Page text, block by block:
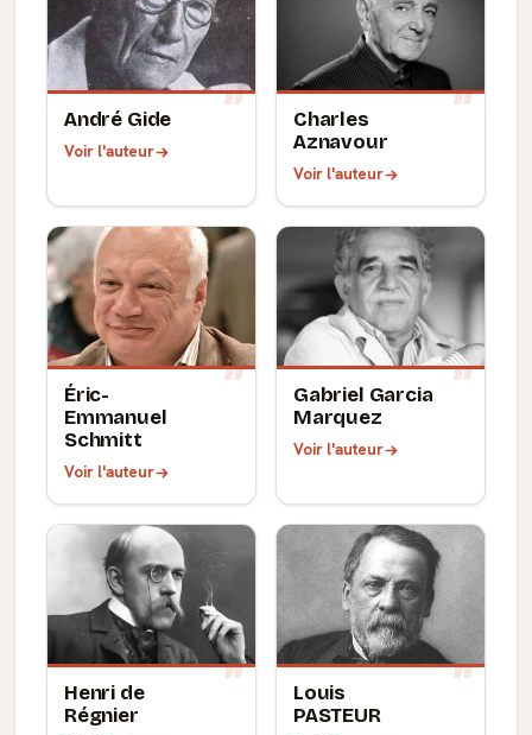
André Gide
Voir l'auteur
Charles
Aznavour
Voir l'auteur
Éric-
Emmanuel
Schmitt
Voir l'auteur
Gabriel Garcia
Marquez
Voir l'auteur
Henri de
Régnier
Louis
PASTEUR